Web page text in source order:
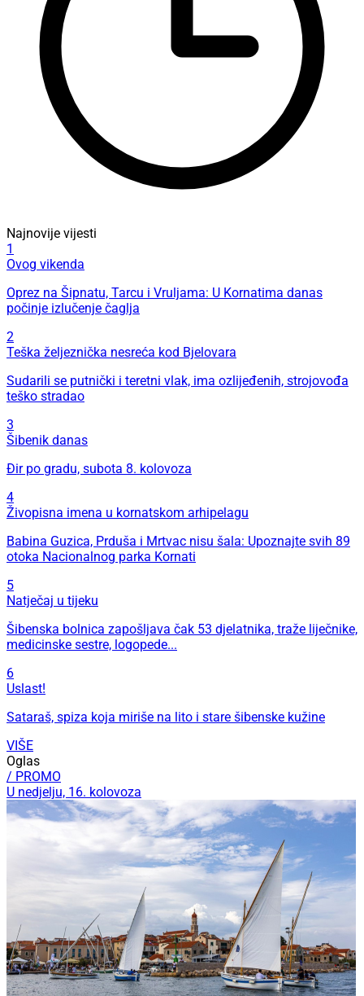
Najnovije vijesti
1
Ovog vikenda
Oprez na Šipnatu, Tarcu i Vruljama: U Kornatima danas
počinje izlučenje čaglja
2
Teška željeznička nesreća kod Bjelovara
Sudarili se putnički i teretni vlak, ima ozlijeđenih, strojovođa
teško stradao
3
Šibenik danas
Đir po gradu, subota 8. kolovoza
4
Živopisna imena u kornatskom arhipelagu
Babina Guzica, Prduša i Mrtvac nisu šala: Upoznajte svih 89
otoka Nacionalnog parka Kornati
5
Natječaj u tijeku
Šibenska bolnica zapošljava čak 53 djelatnika, traže liječnike,
medicinske sestre, logopede...
6
Uslast!
Sataraš, spiza koja miriše na lito i stare šibenske kužine
VIŠE
Oglas
/ PROMO
U nedjelju, 16. kolovoza